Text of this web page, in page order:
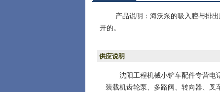
产品说明：海沃泵的吸入腔与排
开的。
供应说明
沈阳工程机械小铲车配件专营电
装载机齿轮泵、多路阀、转向器、